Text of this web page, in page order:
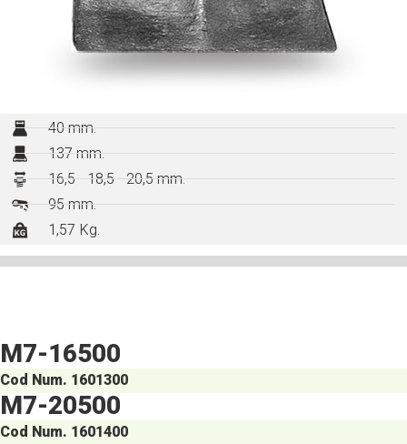
40 mm.
137 mm.
16,5 - 18,5 - 20,5 mm.
95 mm.
1,57 Kg.
M7-16500
Cod Num. 1601300
M7-20500
Cod Num. 1601400